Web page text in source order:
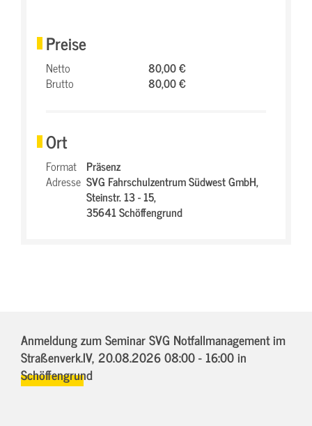
Preise
Netto
80,00 €
Brutto
80,00 €
Ort
Format Präsenz
Adresse SVG Fahrschulzentrum Südwest GmbH,
Steinstr. 13 - 15,
35641 Schöffengrund
Anmeldung zum Seminar SVG Notfallmanagement im
Straßenverk.IV, 20.08.2026 08:00 - 16:00in
Schöffengrund